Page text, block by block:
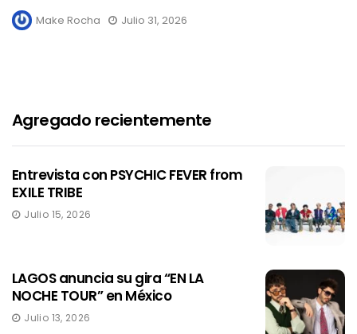
Make Rocha Julio 31, 2026
Agregado recientemente
Entrevista con PSYCHIC FEVER from
EXILE TRIBE
Julio 15, 2026
LAGOS anuncia su gira “EN LA
NOCHE TOUR” en México
Julio 13, 2026